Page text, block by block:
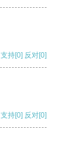
支持[0] 反对[0]
支持[0] 反对[0]